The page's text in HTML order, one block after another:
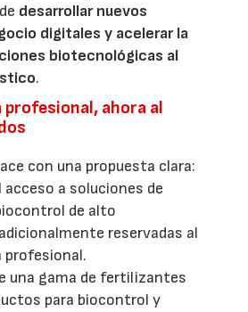
desarrollar nuevos
digitales y acelerar la
biotecnológicas al
.
ahora al
con una propuesta clara:
a soluciones de
de alto
reservadas al
profesional.
una gama de fertilizantes
para biocontrol y